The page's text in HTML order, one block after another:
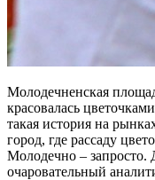
Молодечненская
красовалась
такая история на
город, где рассаду
Молодечно – запросто.
очаровательный